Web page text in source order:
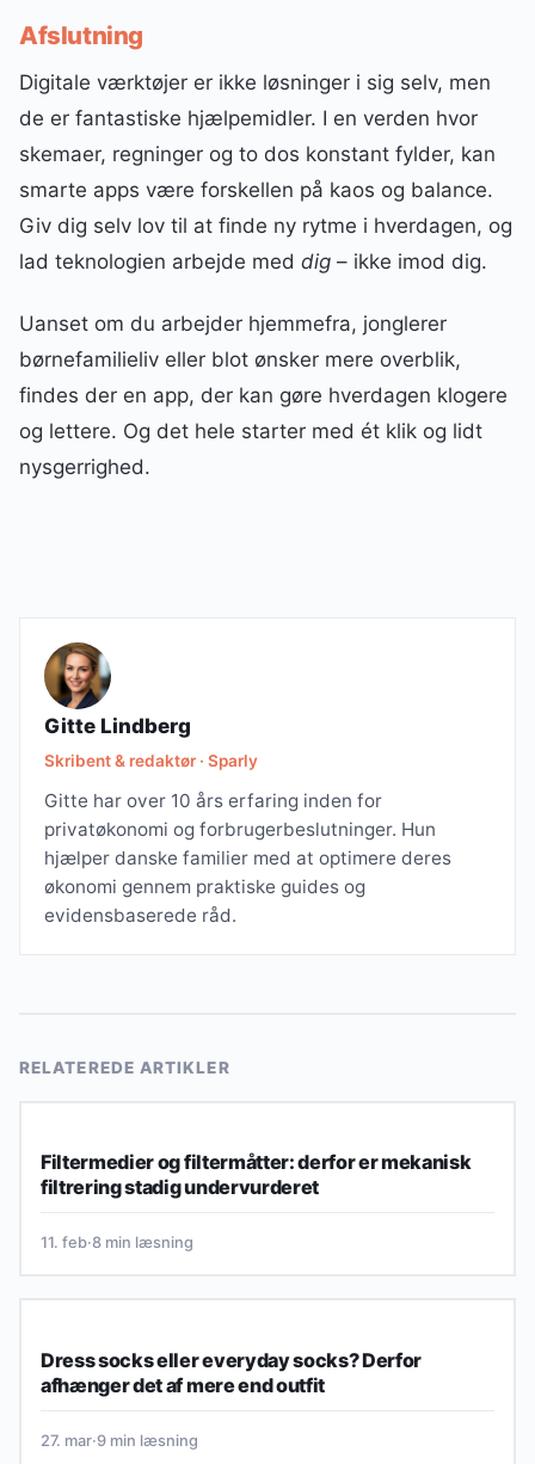
Afslutning
Digitale værktøjer er ikke løsninger i sig selv, men
de er fantastiske hjælpemidler. I en verden hvor
skemaer, regninger og to dos konstant fylder, kan
smarte apps være forskellen på kaos og balance.
Giv dig selv lov til at finde ny rytme i hverdagen, og
lad teknologien arbejde med dig – ikke imod dig.
Uanset om du arbejder hjemmefra, jonglerer
børnefamilieliv eller blot ønsker mere overblik,
findes der en app, der kan gøre hverdagen klogere
og lettere. Og det hele starter med ét klik og lidt
nysgerrighed.
Gitte Lindberg
Skribent & redaktør · Sparly
Gitte har over 10 års erfaring inden for
privatøkonomi og forbrugerbeslutninger. Hun
hjælper danske familier med at optimere deres
økonomi gennem praktiske guides og
evidensbaserede råd.
RELATEREDE ARTIKLER
Filtermedier og filtermåtter: derfor er mekanisk
filtrering stadig undervurderet
11. feb·8 min læsning
Dress socks eller everyday socks? Derfor
afhænger det af mere end outfit
27. mar·9 min læsning